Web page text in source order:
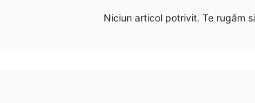
Niciun articol potrivit. Te rugăm